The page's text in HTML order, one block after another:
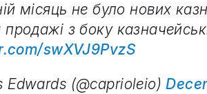
місяць не було нових
продажі з боку
swXVJ9PvzS
Edwards (@caprioleio)